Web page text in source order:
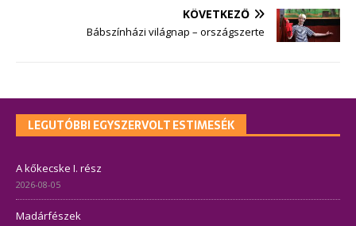
KÖVETKEZŐ
Bábszínházi világnap – országszerte
LEGUTÓBBI EGYSZERVOLT ESTIMESÉK
A kőkecske I. rész
2026-08-05
Madárfészek